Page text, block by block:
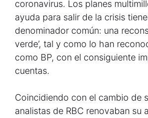
coronavirus. Los planes
ayuda para salir de la crisis
denominador común: una
verde’, tal y como lo han
como BP, con el consiguiente
cuentas.
Coincidiendo con el cambio de
analistas de RBC renovaban su